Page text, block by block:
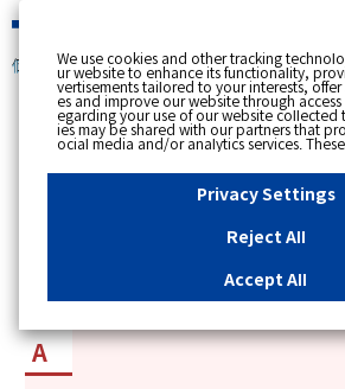
個人のお客さま
[ トップへ戻る ]
カテゴリー表示
更新日時 : 2026/01/21 19:46
エネファームは1日のうち、ど
電しているのか知りたい。
We use cookies and other tracking
ur website to enhance its functionality,
vertisements tailored to your interests,
es and improve our website through
egarding your use of our website collected
ies may be shared with our partners that
ocial media and/or analytics services.
bine the data shared by us with other data
ded to them or that they have collected
ervices or other websites to analyse and
ts delivered to you by businesses other
essary Cookies, please click "Reject All". If
of all Cookies, please click "Accept All". To
u can change your consent or rejection
"Privacy Settings"button on this
our browser's "Settings". For more
site, please refer to the link below.Cookies
y
Privacy Settings
Reject All
Accept All